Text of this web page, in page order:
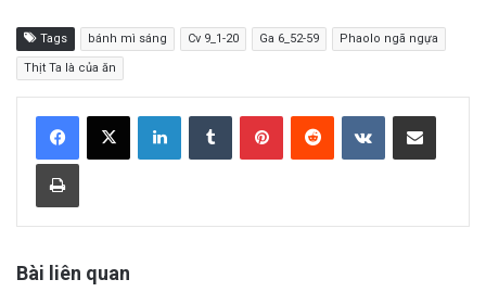
Tags bánh mì sáng Cv 9_1-20 Ga 6_52-59 Phaolo ngã ngựa
Thịt Ta là của ăn
Bài liên quan